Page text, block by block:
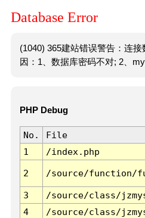
Database Error
(1040) 365建站错误警告：连
因：1、数据库密码不对; 2、
PHP Debug
No. File
1
/index.php
2 /source/function/
3 /source/class/
4
/source/class/